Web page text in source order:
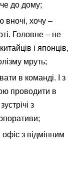
до дому;
вночі, хочу –
Головне – не
і японців,
мруть;
в команді. І з
проводити в
з
з відмінним